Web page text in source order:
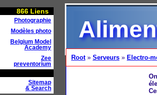
866 Liens
Photographie
Modèles photo
Belgium Model
Academy
Zee
preventorium
Sitemap
& Search
Root» Serveurs » Electro-